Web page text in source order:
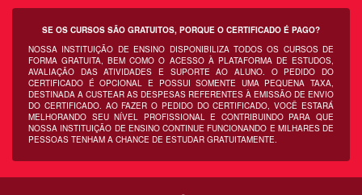
SE OS CURSOS SÃO GRATUITOS, PORQUE O CERTIFICADO É PAGO?
NOSSA INSTITUIÇÃO DE ENSINO DISPONIBILIZA TODOS OS CURSOS DE
FORMA GRATUITA, BEM COMO O ACESSO À PLATAFORMA DE ESTUDOS,
AVALIAÇÃO DAS ATIVIDADES E SUPORTE AO ALUNO. O PEDIDO DO
CERTIFICADO É OPCIONAL E POSSUI SOMENTE UMA PEQUENA TAXA,
DESTINADA A CUSTEAR AS DESPESAS REFERENTES À EMISSÃO DE ENVIO
DO CERTIFICADO. AO FAZER O PEDIDO DO CERTIFICADO, VOCÊ ESTARÁ
MELHORANDO SEU NÍVEL PROFISSIONAL E CONTRIBUINDO PARA QUE
NOSSA INSTITUIÇÃO DE ENSINO CONTINUE FUNCIONANDO E MILHARES DE
PESSOAS TENHAM A CHANCE DE ESTUDAR GRATUITAMENTE.